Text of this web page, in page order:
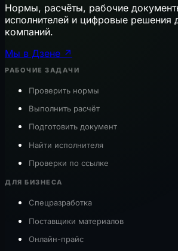
Нормы, расчёты, рабочие
исполнителей и цифровые решения
компаний.
Мы в Дзене ↗
РАБОЧИЕ ЗАДАЧИ
Проверить нормы
Выполнить расчёт
Подготовить документ
Найти исполнителя
Проверки по ссылке
ДЛЯ БИЗНЕСА
Спецразработка
Поставщики материалов
Онлайн-прайс